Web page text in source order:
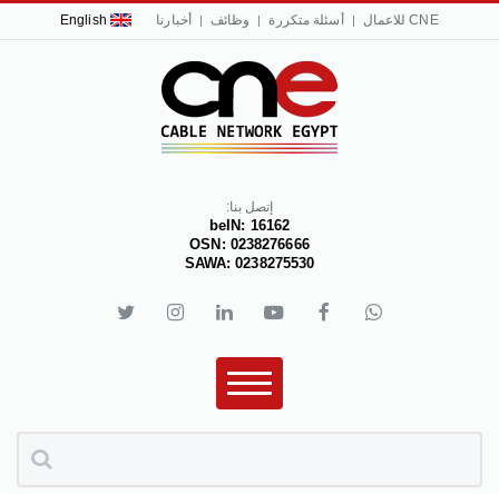
CNE للاعمال أسئلة متكررة وظائف أخبارنا English
إتصل بنا:
beIN: 16162
OSN: 0238276666
SAWA: 0238275530